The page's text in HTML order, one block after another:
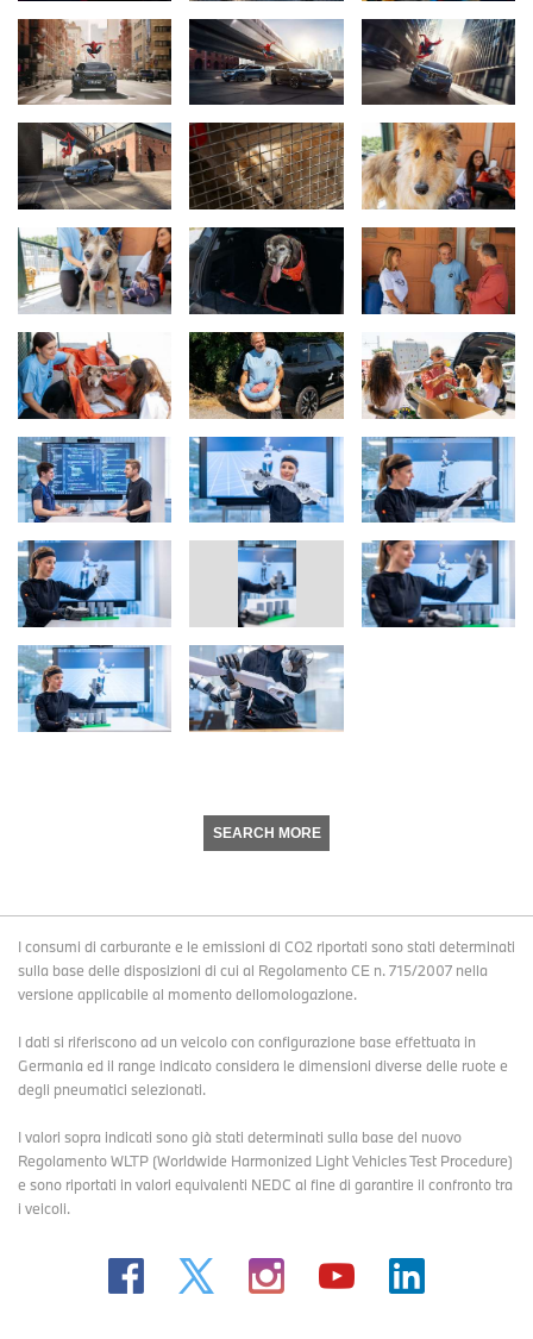
SEARCH MORE
I consumi di carburante e le emissioni di CO2 riportati sono stati determinati
sulla base delle disposizioni di cui al Regolamento CE n. 715/2007 nella
versione applicabile al momento dellomologazione.
I dati si riferiscono ad un veicolo con configurazione base effettuata in
Germania ed il range indicato considera le dimensioni diverse delle ruote e
degli pneumatici selezionati.
I valori sopra indicati sono già stati determinati sulla base del nuovo
Regolamento WLTP (Worldwide Harmonized Light Vehicles Test Procedure)
e sono riportati in valori equivalenti NEDC al fine di garantire il confronto tra
i veicoli.